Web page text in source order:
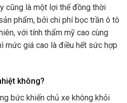
cũng là một lợi thế đồng thời
phẩm, bởi chi phí bọc trần ô tô
với tính thẩm mỹ cao cùng
mức giá cao là điều hết sức hợp
không?
bức khiến chủ xe không khỏi